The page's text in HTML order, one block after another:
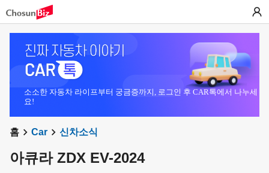
소소한 자동차 라이프부터 궁금증까지, 로그인 후 CAR톡에서 나누세
요!
홈 Car 신차소식
아큐라 ZDX EV-2024